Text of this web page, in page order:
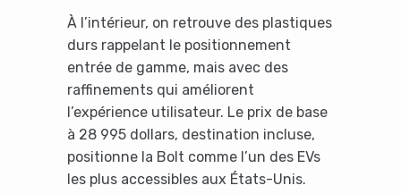
À l’intérieur, on retrouve des plastiques
durs rappelant le positionnement
entrée de gamme, mais avec des
raffinements qui améliorent
l’expérience utilisateur. Le prix de base
à 28 995 dollars, destination incluse,
positionne la Bolt comme l’un des EVs
les plus accessibles aux États-Unis.